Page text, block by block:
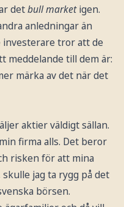
detbull marketigen.
anledningar än
investerare tror att de
meddelande till dem är:
märka av det när det
aktier väldigt sällan.
firma alls. Det beror
risken för att mina
jag ta rygg på det
börsen.